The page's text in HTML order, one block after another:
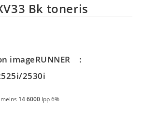
Bk toneris
imageRUNNER :
2530i
14 6000 lpp 6%